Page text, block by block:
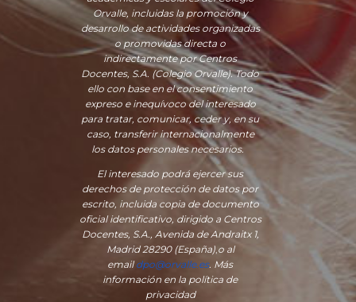
Orvalle, incluidas la promoción y
desarrollo de actividades organizadas
o promovidas directa o
indirectamente por Centros
Docentes, S.A. (Colegio Orvalle). Todo
ello con base en el consentimiento
expreso e inequívoco del interesado
para tratar, comunicar, ceder y, en su
caso, transferir internacionalmente
los datos personales necesarios.
El interesado podrá ejercer sus
derechos de protección de datos por
escrito, incluida copia de documento
oficial identificativo, dirigido a Centros
Docentes, S.A., Avenida de Andraitx 1,
Madrid 28290 (España),o al
emaildpo@orvalle.es. Más
información en la política de
privacidad